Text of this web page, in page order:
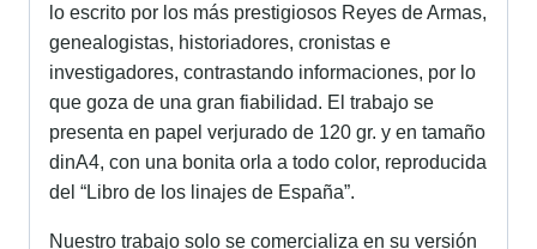
lo escrito por los más prestigiosos Reyes de Armas,
genealogistas, historiadores, cronistas e
investigadores, contrastando informaciones, por lo
que goza de una gran fiabilidad. El trabajo se
presenta en papel verjurado de 120 gr. y en tamaño
dinA4, con una bonita orla a todo color, reproducida
del “Libro de los linajes de España”.
Nuestro trabajo solo se comercializa en su versión